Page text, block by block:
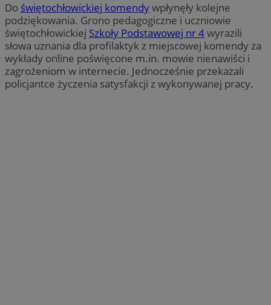
Do świętochłowickiej komendywpłynęły kolejne
podziękowania. Grono pedagogiczne i uczniowie
świętochłowickiej Szkoły Podstawowej nr 4wyrazili
słowa uznania dla profilaktyk z miejscowej komendy za
wykłady online poświęcone m.in. mowie nienawiści i
zagrożeniom w internecie. Jednocześnie przekazali
policjantce życzenia satysfakcji z wykonywanej pracy.